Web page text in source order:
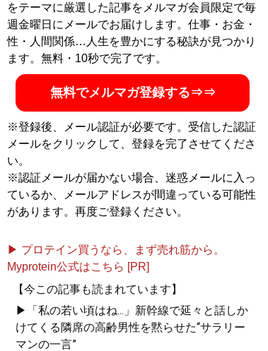
をテーマに厳選した記事をメルマガ会員限定で毎
週金曜日にメールでお届けします。仕事・お金・
性・人間関係…人生を豊かにする秘訣が見つかり
ます。無料・10秒で完了です。
無料でメルマガ登録する⇒⇒
※登録後、メール認証が必要です。受信した認証
メールをクリックして、登録を完了させてくださ
い。
※認証メールが届かない場合、迷惑メールに入っ
ているか、メールアドレスが間違っている可能性
があります。再度ご登録ください。
▶ プロテイン買うなら、まず売れ筋から。
Myprotein公式はこちら [PR]
【今この記事も読まれています】
▶「私の若い頃はね...」新幹線で延々と話しか
けてくる隣席の高齢男性を黙らせた“サラリー
マンの一言”